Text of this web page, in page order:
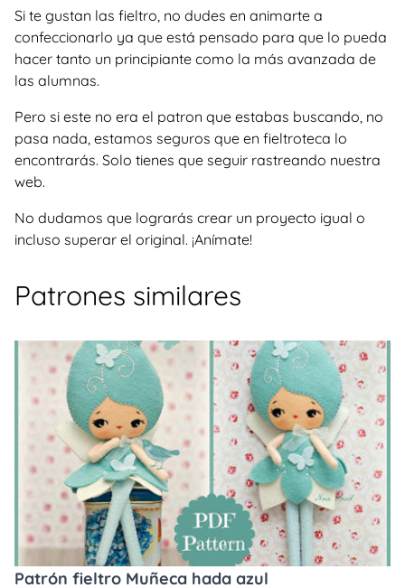
Si te gustan las fieltro, no dudes en animarte a
confeccionarlo ya que está pensado para que lo pueda
hacer tanto un principiante como la más avanzada de
las alumnas.
Pero si este no era el patron que estabas buscando, no
pasa nada, estamos seguros que en fieltroteca lo
encontrarás. Solo tienes que seguir rastreando nuestra
web.
No dudamos que lograrás crear un proyecto igual o
incluso superar el original. ¡Anímate!
Patrones similares
Patrón fieltro Muñeca hada azul